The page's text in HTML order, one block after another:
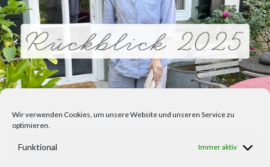
Wir verwenden Cookies, um unsere Website und unseren Service zu
optimieren.
Funktional Immer aktiv